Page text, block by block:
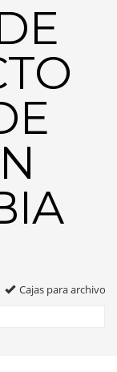
Cajas para archivo